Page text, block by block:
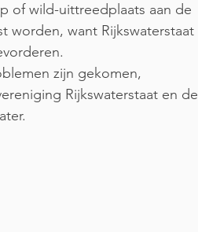
of wild-uittreedplaats aan de
worden, want Rijkswaterstaat
zijn gekomen,
Rijkswaterstaat en de